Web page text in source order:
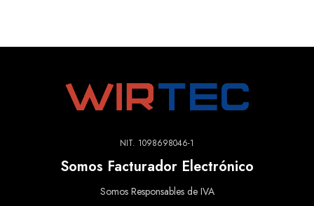
NIT. 1098698046-1
Somos Facturador Electrónico
Somos Responsables de IVA